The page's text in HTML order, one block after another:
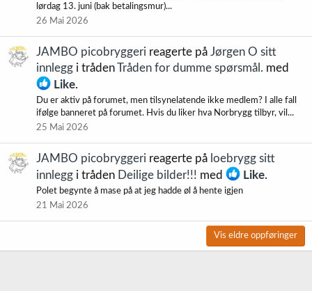
lørdag 13. juni (bak betalingsmur)...
26 Mai 2026
JAMBO picobryggeri reagerte på Jørgen O sitt
innlegg i trådenTråden for dumme spørsmål. med
Like.
Du er aktiv på forumet, men tilsynelatende ikke medlem? I alle fall
ifølge banneret på forumet. Hvis du liker hva Norbrygg tilbyr, vil...
25 Mai 2026
JAMBO picobryggeri reagerte på loebrygg sitt
innlegg i tråden Deilige bilder!!! med Like.
Polet begynte å mase på at jeg hadde øl å hente igjen
21 Mai 2026
Vis eldre oppføringer